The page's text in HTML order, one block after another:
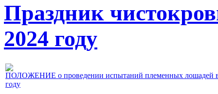
Праздник
2024 году
ПОЛОЖЕНИЕ о проведении испытаний племенных лошадей
году